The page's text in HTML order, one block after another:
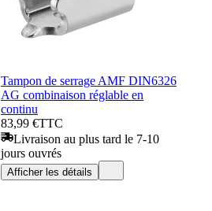
Tampon de serrage AMF DIN6326
AG combinaison réglable en
continu
83,99 €TTC
Livraison au plus tard le 7-10
jours ouvrés
Afficher les détails